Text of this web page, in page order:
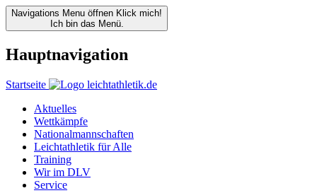
Navigations Menu öffnen Klick mich!
Ich bin das Menü.
Hauptnavigation
Startseite
Aktuelles
Wettkämpfe
Nationalmannschaften
Leichtathletik für Alle
Training
Wir im DLV
Service